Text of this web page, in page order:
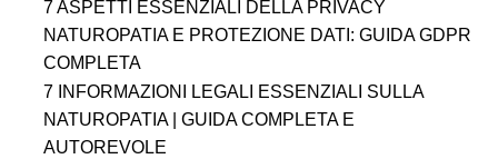
7 ASPETTI ESSENZIALI DELLA PRIVACY
NATUROPATIA E PROTEZIONE DATI: GUIDA GDPR
COMPLETA
7 INFORMAZIONI LEGALI ESSENZIALI SULLA
NATUROPATIA | GUIDA COMPLETA E
AUTOREVOLE